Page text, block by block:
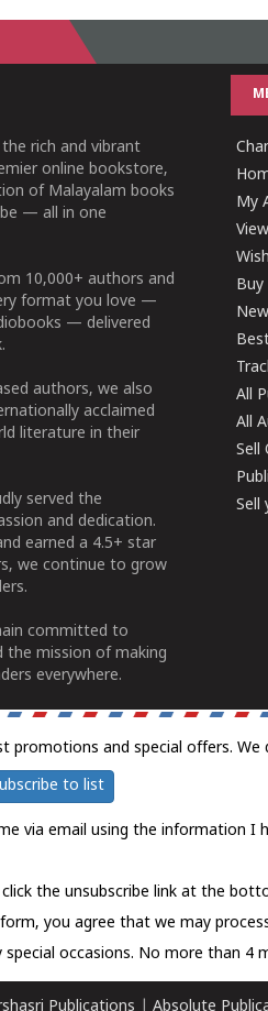
rich and vibrant
online bookstore,
of Malayalam books
— all in one
10,000+ authors and
format you love —
— delivered
authors, we also
acclaimed
literature in their
served the
and dedication.
earned a 4.5+ star
we continue to grow
committed to
the mission of making
everywhere.
My
Buy
All
All
Sell
Sell
promotions and special offers. We
to list
via email using the information I
the unsubscribe link at the
you agree that we may
occasions. No more than 4
Publications Absolute